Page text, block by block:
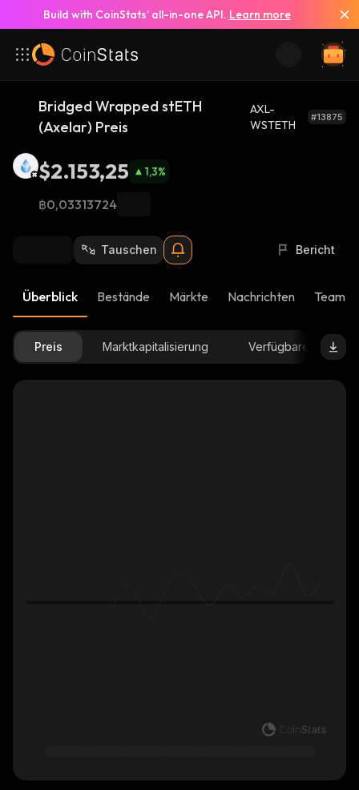
Build with CoinStats’ all-in-one API. Learn more
Bridged Wrapped stETH
(Axelar) Preis
AXL-
WSTETH
#13875
$2.153,25 1,3%
฿0,03313724
Tauschen Bericht
Überblick Bestände Märkte Nachrichten Team-
Preis Marktkapitalisierung Verfügbare Menge